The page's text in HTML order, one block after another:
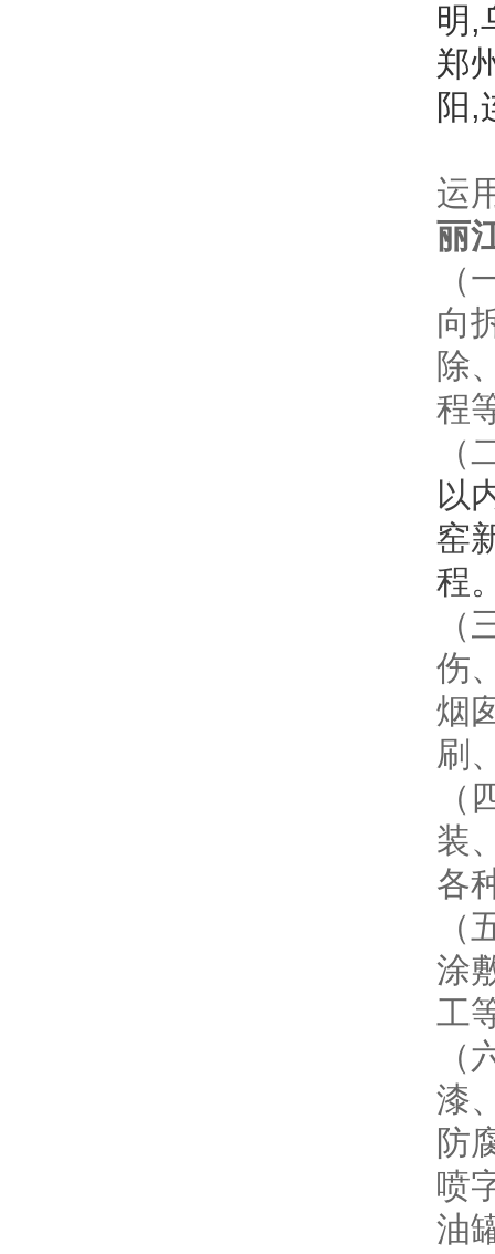
明,
郑
阳,
运
丽
（
向
除
程
（
以
窑
程
伤
烟
刷
装
各
涂
工
漆
防
喷
油